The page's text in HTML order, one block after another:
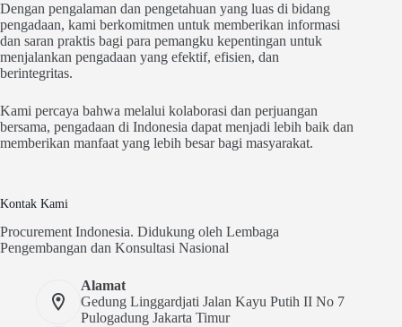
Dengan pengalaman dan pengetahuan yang luas di bidang
pengadaan, kami berkomitmen untuk memberikan informasi
dan saran praktis bagi para pemangku kepentingan untuk
menjalankan pengadaan yang efektif, efisien, dan
berintegritas.
Kami percaya bahwa melalui kolaborasi dan perjuangan
bersama, pengadaan di Indonesia dapat menjadi lebih baik dan
memberikan manfaat yang lebih besar bagi masyarakat.
Kontak Kami
Procurement Indonesia. Didukung oleh Lembaga
Pengembangan dan Konsultasi Nasional
Alamat
Gedung Linggardjati Jalan Kayu Putih II No 7
Pulogadung Jakarta Timur